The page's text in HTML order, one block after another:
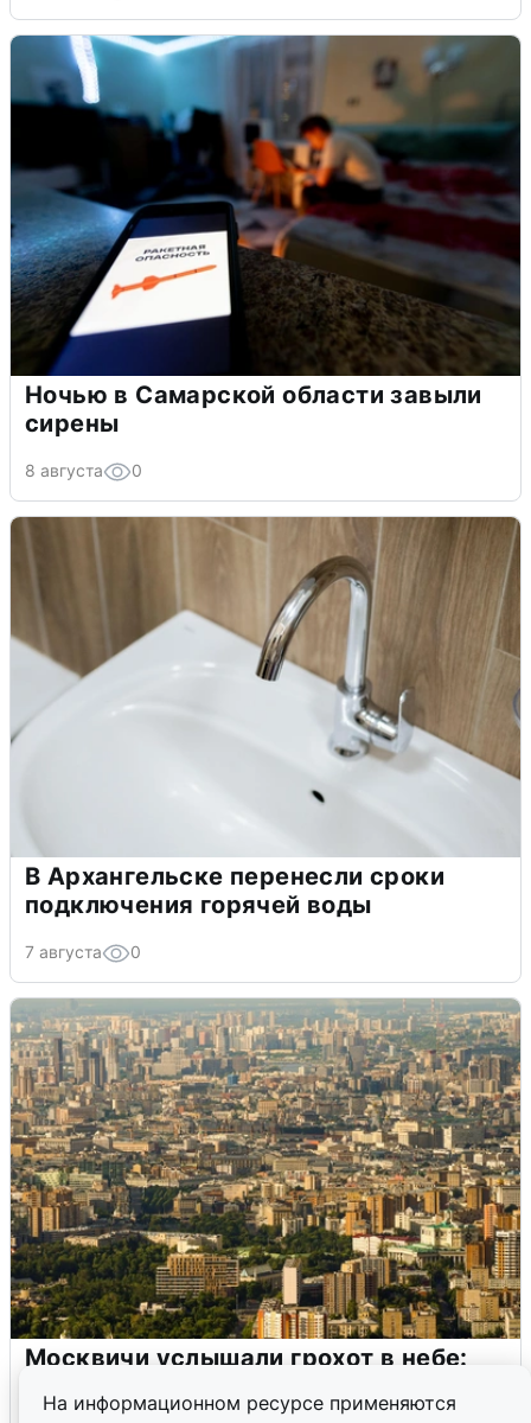
На информационном ресурсе применяются
Ночью в Самарской области завыли
сирены
8 августа 0
В Архангельске перенесли сроки
подключения горячей воды
7 августа 0
Москвичи услышали грохот в небе: